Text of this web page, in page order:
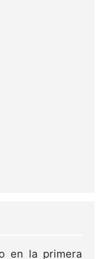
en la primera